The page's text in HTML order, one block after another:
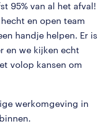
95% van al het afval!
en open team
handje helpen. Er is
en we kijken echt
volop kansen om
werkomgeving in